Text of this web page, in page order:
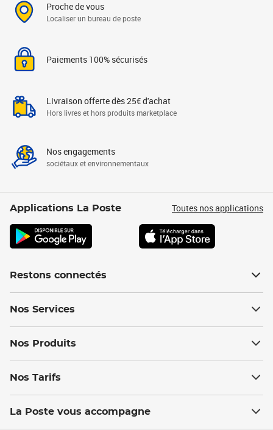
Proche de vous
Localiser un bureau de poste
Paiements 100% sécurisés
Livraison offerte dès 25€ d'achat
Hors livres et hors produits marketplace
Nos engagements
sociétaux et environnementaux
Applications La Poste Toutes nos applications
Restons connectés
Nos Services
Nos Produits
Nos Tarifs
La Poste vous accompagne